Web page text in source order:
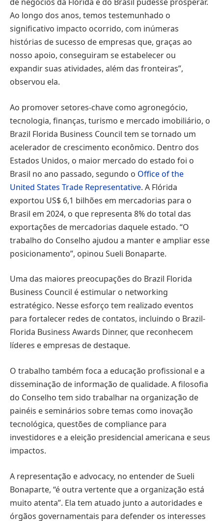
Ao longo dos anos, temos testemunhado o
significativo impacto ocorrido, com inúmeras
histórias de sucesso de empresas que, graças ao
nosso apoio, conseguiram se estabelecer ou
expandir suas atividades, além das fronteiras”,
observou ela.
Ao promover setores-chave como agronegócio,
tecnologia, finanças, turismo e mercado imobiliário, o
Brazil Florida Business Council tem se tornado um
acelerador de crescimento econômico. Dentro dos
Estados Unidos, o maior mercado do estado foi o
Brasil no ano passado, segundo o Office of the
United States Trade Representative. A Flórida
exportou US$ 6,1 bilhões em mercadorias para o
Brasil em 2024, o que representa 8% do total das
exportações de mercadorias daquele estado. “O
trabalho do Conselho ajudou a manter e ampliar esse
posicionamento”, opinou Sueli Bonaparte.
Uma das maiores preocupações do Brazil Florida
Business Council é estimular o networking
estratégico. Nesse esforço tem realizado eventos
para fortalecer redes de contatos, incluindo o Brazil-
Florida Business Awards Dinner, que reconhecem
líderes e empresas de destaque.
O trabalho também foca a educação profissional e a
disseminação de informação de qualidade. A filosofia
do Conselho tem sido trabalhar na organização de
painéis e seminários sobre temas como inovação
tecnológica, questões de compliance para
investidores e a eleição presidencial americana e seus
impactos.
A representação e advocacy, no entender de Sueli
Bonaparte, “é outra vertente que a organização está
muito atenta”. Ela tem atuado junto a autoridades e
órgãos governamentais para defender os interesses